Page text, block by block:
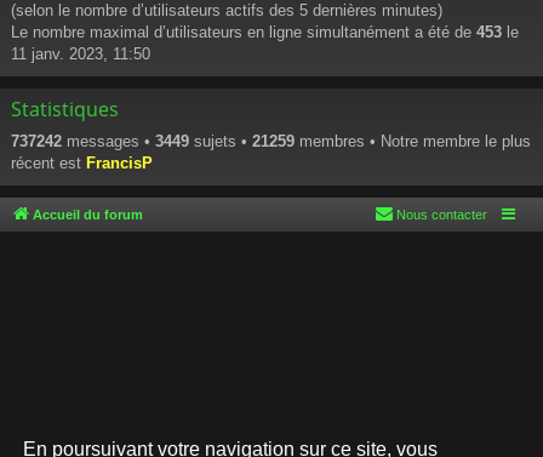
En poursuivant votre navigation sur ce site, vous
(selon le nombre d’utilisateurs actifs des 5 dernières minutes)
Le nombre maximal d’utilisateurs en ligne simultanément a été de 453 le
11 janv. 2023, 11:50
Statistiques
737242 messages • 3449 sujets • 21259 membres • Notre membre le plus
récent est FrancisP
Accueil du forum Nous contacter